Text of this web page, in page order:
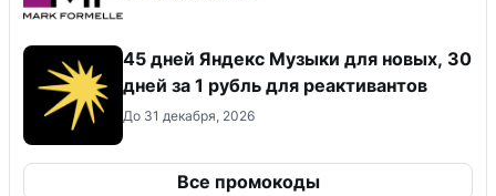
45 дней Яндекс Музыки для новых, 30
дней за 1 рубль для реактивантов
До 31 декабря, 2026
Все промокоды